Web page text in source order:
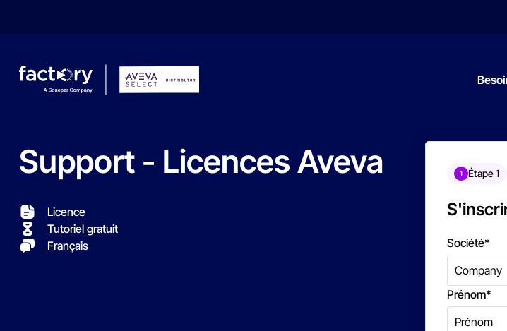
Qu'est-ce que vous cherchez ?
Support - Licences Aveva
Licence
Tutoriel gratuit
Français
1 Étape 1
Société*
Prénom*